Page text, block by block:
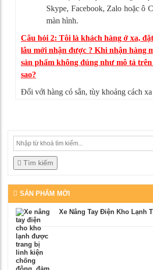
Skype, Facebook, Zalo hoặc ô
màn hình.
Câu hỏi 2: Tôi là khách hàng ở xa,
lâu mới nhận được ? Khi nhận hàng
sản phẩm không đúng như mô tả
sao?
Đối với hàng có sẵn, tùy khoảng cách
Tìm kiếm
SẢN PHẨM MỚI
Xe Nâng Tay Điện Kho Lạnh